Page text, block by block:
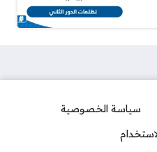
سياسة الخصوصية